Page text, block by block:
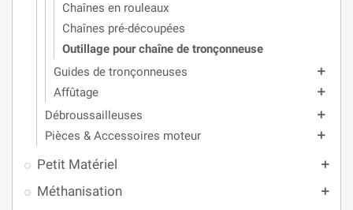
Chaînes en rouleaux
Chaînes pré-découpées
Outillage pour chaîne de tronçonneuse
Guides de tronçonneuses
add
Affûtage add
Débroussailleuses add
Pièces & Accessoires moteur add
Petit Matériel add
Méthanisation add